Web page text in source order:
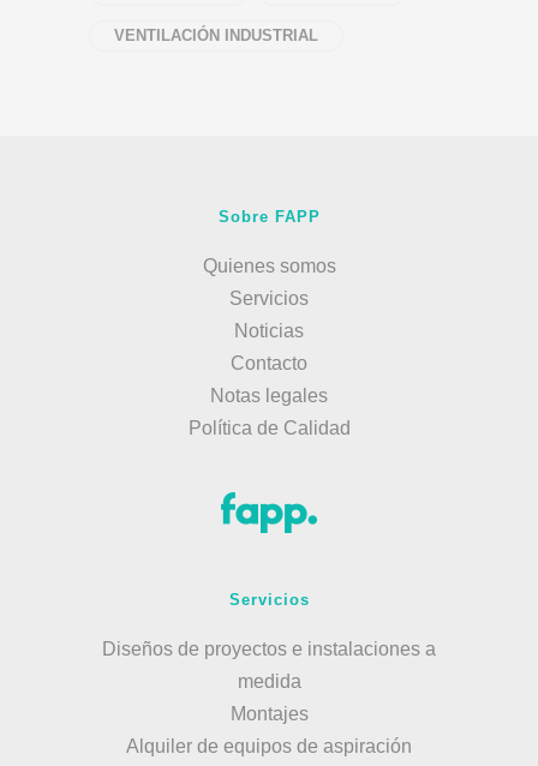
VENTILACIÓN INDUSTRIAL
Sobre FAPP
Quienes somos
Servicios
Noticias
Contacto
Notas legales
Política de Calidad
Servicios
Diseños de proyectos e instalaciones a
medida
Montajes
Alquiler de equipos de aspiración